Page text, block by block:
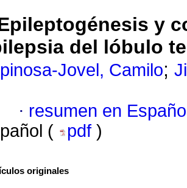
y
del lóbulo
Jovel, Camilo;
· resumen en
(
pdf )
originales